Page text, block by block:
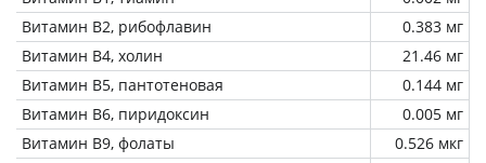
Витамин В2, рибофлавин
0.383 мг
Витамин В4, холин
21.46 мг
Витамин В5, пантотеновая
0.144 мг
Витамин В6, пиридоксин
0.005 мг
Витамин В9, фолаты
0.526 мкг